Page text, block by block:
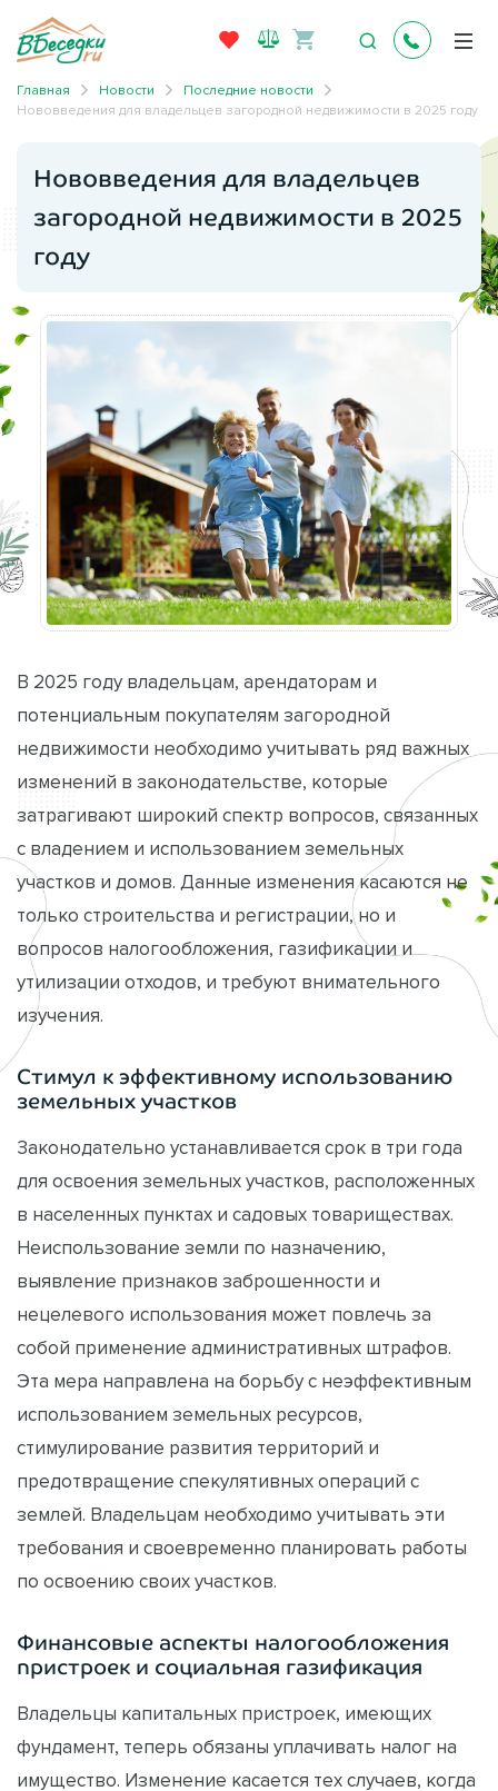
Главная Новости
Последние новости
Нововведения для владельцев загородной недвижимости в 2025 году
Нововведения для владельцев
загородной недвижимости в 2025
году
В 2025 году владельцам, арендаторам и
потенциальным покупателям загородной
недвижимости необходимо учитывать ряд важных
изменений в законодательстве, которые
затрагивают широкий спектр вопросов, связанных
с владением и использованием земельных
участков и домов. Данные изменения касаются не
только строительства и регистрации, но и
вопросов налогообложения, газификации и
утилизации отходов, и требуют внимательного
изучения.
Стимул к эффективному использованию
земельных участков
Законодательно устанавливается срок в три года
для освоения земельных участков, расположенных
в населенных пунктах и садовых товариществах.
Неиспользование земли по назначению,
выявление признаков заброшенности и
нецелевого использования может повлечь за
собой применение административных штрафов.
Эта мера направлена на борьбу с неэффективным
использованием земельных ресурсов,
стимулирование развития территорий и
предотвращение спекулятивных операций с
землей. Владельцам необходимо учитывать эти
требования и своевременно планировать работы
по освоению своих участков.
Финансовые аспекты налогообложения
пристроек и социальная газификация
Владельцы капитальных пристроек, имеющих
фундамент, теперь обязаны уплачивать налог на
имущество. Изменение касается тех случаев, когда